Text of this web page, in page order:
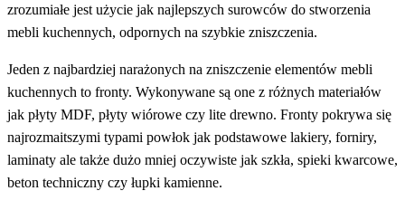
zrozumiałe jest użycie jak najlepszych surowców do stworzenia
mebli kuchennych, odpornych na szybkie zniszczenia.
Jeden z najbardziej narażonych na zniszczenie elementów mebli
kuchennych to fronty. Wykonywane są one z różnych materiałów
jak płyty MDF, płyty wiórowe czy lite drewno. Fronty pokrywa się
najrozmaitszymi typami powłok jak podstawowe lakiery, forniry,
laminaty ale także dużo mniej oczywiste jak szkła, spieki kwarcowe,
beton techniczny czy łupki kamienne.